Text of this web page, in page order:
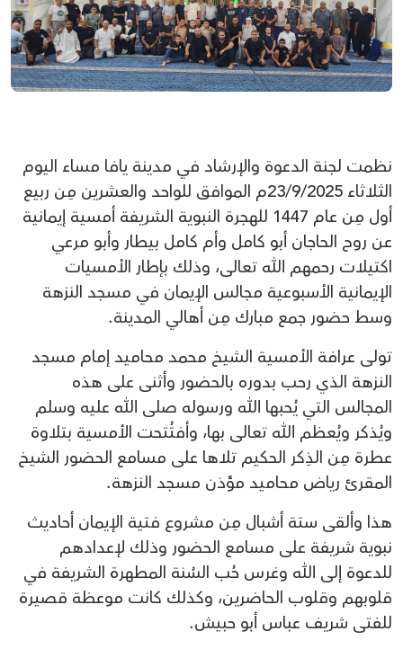
نظمت لجنة الدعوة والإرشاد في مدينة يافا مساء اليوم
الثلاثاء 23/9/2025م الموافق للواحد والعشرين مِن ربيع
أول مِن عام 1447 للهجرة النبوية الشريفة أمسية إيمانية
عن روح الحاجان أبو كامل وأم كامل بيطار وأبو مرعي
اكتيلات رحمهم الله تعالى، وذلك بإطار الأمسيات
الإيمانية الأسبوعية مجالس الإيمان في مسجد النزهة
وسط حضور جمع مبارك مِن أهالي المدينة.
تولى عرافة الأمسية الشيخ محمد محاميد إمام مسجد
النزهة الذي رحب بدوره بالحضور وأثنى على هذه
المجالس التي يُحبها الله ورسوله صلى الله عليه وسلم
ويُذكر ويُعظم الله تعالى بها، وأفتُتحت الأمسية بتلاوة
عطرة مِن الذِكر الحكيم تلاها على مسامع الحضور الشيخ
المقرئ رياض محاميد مؤذن مسجد النزهة.
هذا وألقى ستة أشبال مِن مشروع فتية الإيمان أحاديث
نبوية شريفة على مسامع الحضور وذلك لإعدادهم
للدعوة إلى الله وغرس حُب السُنة المطهرة الشريفة في
قلوبهم وقلوب الحاضرين، وكذلك كانت موعظة قصيرة
للفتى شريف عباس أبو حبيش.